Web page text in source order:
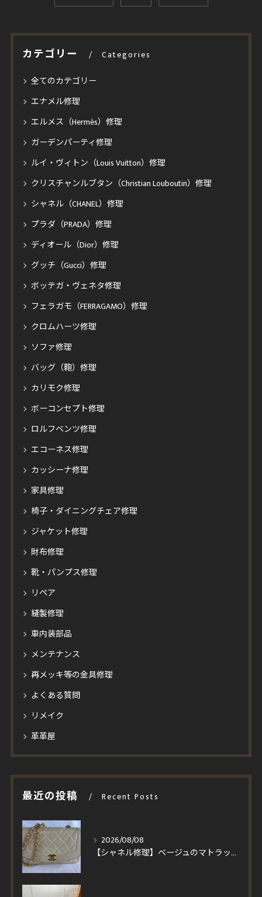
カテゴリー Categories
全てのカテゴリー
エナメル修理
エルメス（Hermès）修理
ガーデンパーティ修理
ルイ・ヴィトン（Louis Vuitton）修理
クリスチャンルブタン（Christian Louboutin）修理
シャネル（CHANEL）修理
プラダ（PRADA）修理
ディオール（Dior）修理
グッチ（Gucci）修理
ボッテガ・ヴェネタ修理
フェラガモ（FERRAGAMO）修理
クロムハーツ修理
ソファ修理
バッグ（鞄）修理
カリモク修理
ボーコンセプト修理
ロルフベンツ修理
エコーネス修理
カッシーナ修理
家具修理
椅子・ダイニングチェア修理
ジャケット修理
財布修理
靴・パンプス修理
リペア
縫製修理
車内装部品
メンテナンス
再メッキ等の金具修理
よくある質問
リメイク
革革屋
最近の投稿 Recent Posts
2026/08/08
【シャネル修理】ベージュのマトラッセを黒ずみ除去＆染め直し！ラムスキンの質感を活かす修復とスピード施工事例